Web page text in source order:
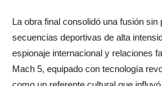
La obra final consolidó una fusión
secuencias deportivas de alta
espionaje internacional y relaciones
Mach 5, equipado con tecnología